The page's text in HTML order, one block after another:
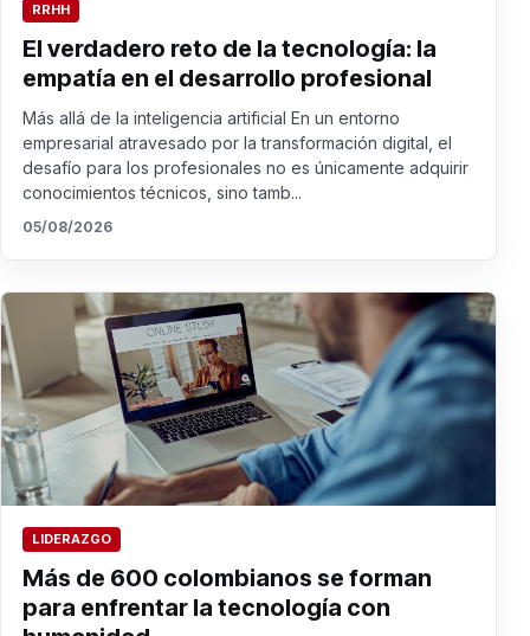
RRHH
El verdadero reto de la tecnología: la
empatía en el desarrollo profesional
Más allá de la inteligencia artificial En un entorno
empresarial atravesado por la transformación digital, el
desafío para los profesionales no es únicamente adquirir
conocimientos técnicos, sino tamb...
05/08/2026
LIDERAZGO
Más de 600 colombianos se forman
para enfrentar la tecnología con